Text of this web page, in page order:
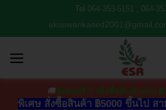
Tel 064-353-5151 , 064-
🚚 จัดส่งฟรี !! เมื่อซื้อสินค้าครบ ฿
พิเศษ สั่งซื้อสินค้า ฿5000 ขึ้นไป ส